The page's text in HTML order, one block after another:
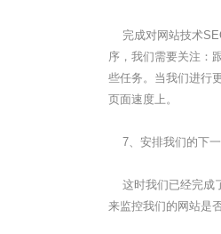
完成对网站技术
序，我们需要关注：
些任务。当我们进行
页面速度上。
7、安排我们的下
这时我们已经完成
来监控我们的网站是